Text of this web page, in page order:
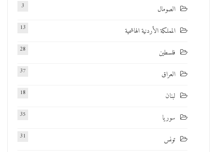
الصومال 3
المملكة الأردنية الهاشمية 13
فلسطين 28
العراق 37
لبنان 18
سوريا 35
تونس 31